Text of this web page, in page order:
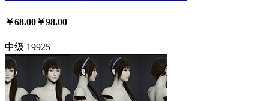
￥68.00￥98.00
中级 19925